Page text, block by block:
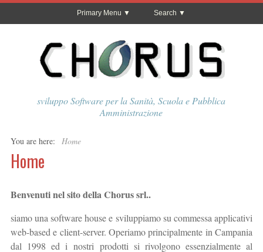
Primary Menu Search
sviluppo Software per la Sanità, Scuola e Pubblica
Amministrazione
You are here: Home
Home
Benvenuti nel sito della Chorus srl..
siamo una software house e sviluppiamo su commessa applicativi
web-based e client-server. Operiamo principalmente in Campania
dal 1998 ed i nostri prodotti si rivolgono essenzialmente al